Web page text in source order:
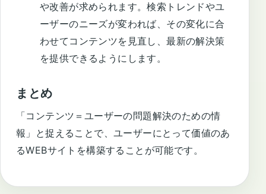
や改善が求められます。検索トレンドやユ
ーザーのニーズが変われば、その変化に合
わせてコンテンツを見直し、最新の解決策
を提供できるようにします。
まとめ
「コンテンツ＝ユーザーの問題解決のための情
報」と捉えることで、ユーザーにとって価値のあ
るWEBサイトを構築することが可能です。